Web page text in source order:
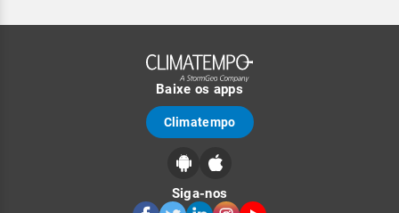
Baixe os apps
Climatempo
Siga-nos